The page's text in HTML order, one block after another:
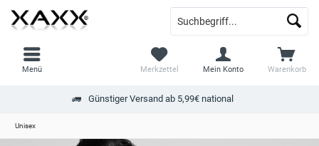
Günstiger Versand ab 5,99€ national
Warenkorb
Merkzettel Mein Konto
Menü
Unisex